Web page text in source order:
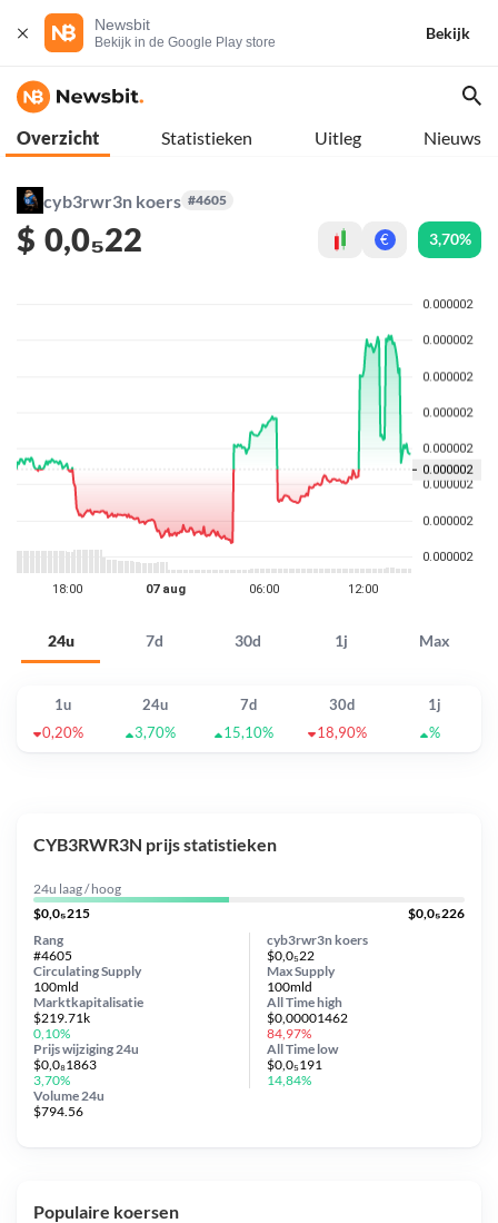
Newsbit
Bekijk in de Google Play store
Bekijk
Overzicht Statistieken Uitleg Nieuws
cyb3rwr3n koers #4605
$ 0,0₅22 € 3,70%
24u 7d 30d 1j Max
1u 24u 7d 30d
1j
0,20%
3,70% 15,10% 18,90% %
CYB3RWR3N prijs statistieken
24u laag / hoog
$0,0₅215
$0,0₅226
cyb3rwr3n koers
$0,0₅22
Circulating Supply
100mld
Prijs wijziging 24u
$0,0₈1863
3,70%
Max Supply
100mld
Marktkapitalisatie
$219.71k
0,10%
Volume 24u
$794.56
Rang
#4605
All Timehigh
$0,00001462
84,97%
All Time low
$0,0₅191
14,84%
Populaire koersen